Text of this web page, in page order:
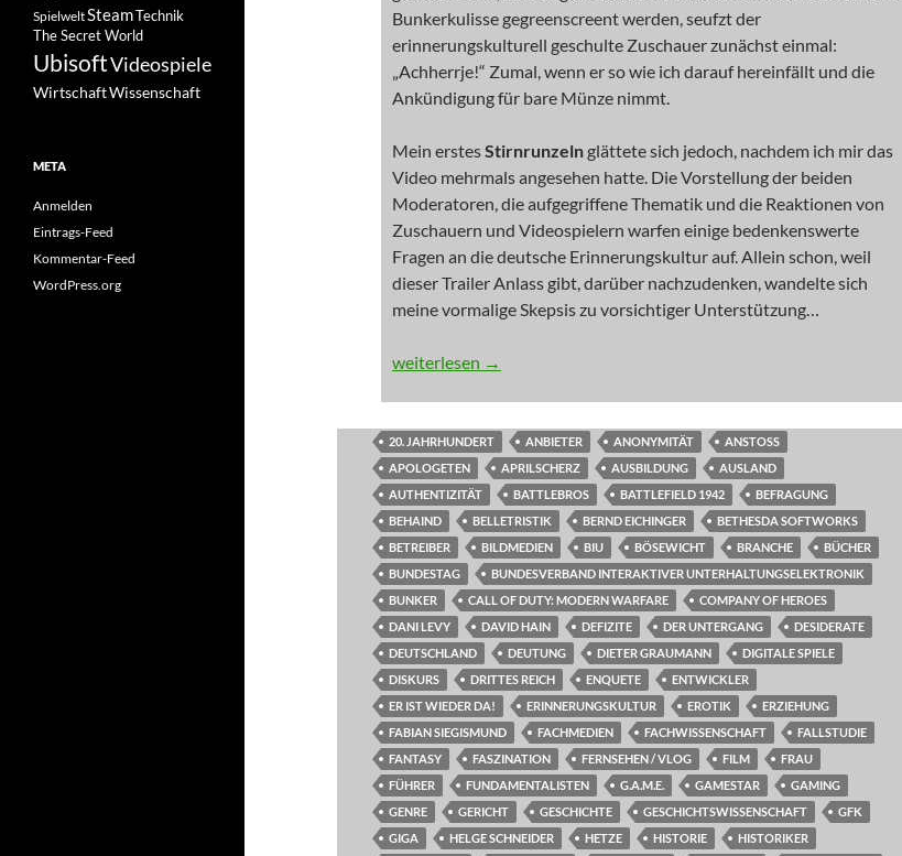
Bunkerkulisse gegreenscreent werden, seufzt der
erinnerungskulturell geschulte Zuschauer zunächst einmal:
„Achherrje!“ Zumal, wenn er so wie ich darauf hereinfällt und die
Ankündigung für bare Münze nimmt.
Mein erstesStirnrunzeln glättete sich jedoch, nachdem ich mir das
Video mehrmals angesehen hatte. Die Vorstellung der beiden
Moderatoren, die aufgegriffene Thematik und die Reaktionen von
Zuschauern und Videospielern warfen einige bedenkenswerte
Fragen an die deutsche Erinnerungskultur auf. Allein schon, weil
dieser Trailer Anlass gibt, darüber nachzudenken, wandelte sich
meine vormalige Skepsis zu vorsichtiger Unterstützung…
KOMMENTAR: Bunkermentalitäten
weiterlesen →
20. JAHRHUNDERT ANBIETER ANONYMITÄT
ANSTOSS
APOLOGETEN
APRILSCHERZ AUSBILDUNG
AUSLAND
AUTHENTIZITÄT
BATTLEBROS BATTLEFIELD 1942
BEFRAGUNG
BEHAIND
BELLETRISTIK BERND EICHINGER
BETHESDA SOFTWORKS
BETREIBER
BILDMEDIEN BIU BÖSEWICHT BRANCHE
BÜCHER
BUNDESTAG
BUNDESVERBAND INTERAKTIVER UNTERHALTUNGSELEKTRONIK
BUNKER
CALL OF DUTY: MODERN WARFARE
COMPANY OF HEROES
DANI LEVY
DAVID HAIN DEFIZITE DER UNTERGANG
DESIDERATE
DEUTSCHLAND
DEUTUNG DIETER GRAUMANN
DIGITALE SPIELE
DISKURS
DRITTES REICH ENQUETE
ENTWICKLER
ER IST WIEDER DA!
ERINNERUNGSKULTUR EROTIK
ERZIEHUNG
FABIAN SIEGISMUND
FACHMEDIEN FACHWISSENSCHAFT
FALLSTUDIE
FANTASY
FASZINATION FERNSEHEN / VLOG FILM
FRAU
FÜHRER
FUNDAMENTALISTEN G.A.M.E. GAMESTAR
GAMING
GENRE
GERICHT GESCHICHTE GESCHICHTSWISSENSCHAFT
GFK
GIGA
HELGE SCHNEIDER HETZE HISTORIE
HISTORIKER
SpielweltSteamTechnik
The Secret World
UbisoftVideospiele
WirtschaftWissenschaft
META
Anmelden
Eintrags-Feed
Kommentar-Feed
WordPress.org